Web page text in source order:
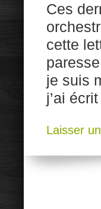
Ces
cette
je suis
j’ai
Laisser